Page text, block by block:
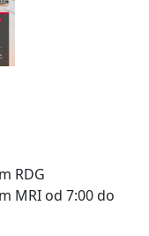
RDG
MRI od 7:00 do